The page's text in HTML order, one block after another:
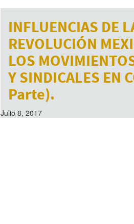
INFLUENCIAS DE
REVOLUCIÓN
LOS
Y SINDICALES EN
Parte).
Julio 8, 2017